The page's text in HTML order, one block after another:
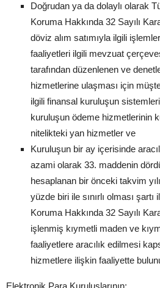
Doğrudan ya da dolaylı olarak
Koruma Hakkında 32 Sayılı
döviz alım satımıyla ilgili
faaliyetleri ilgili mevzuat
tarafından düzenlenen ve
hizmetlerine ulaşması için
ilgili finansal kuruluşun
kuruluşun ödeme hizmetlerinin
nitelikteki yan hizmetler ve
Kuruluşun bir ay içerisinde
azami olarak 33. maddenin
hesaplanan bir önceki takvim
yüzde biri ile sınırlı olması
Koruma Hakkında 32 Sayılı
işlenmiş kıymetli maden ve
faaliyetlere aracılık edilmesi
hizmetlere ilişkin faaliyette